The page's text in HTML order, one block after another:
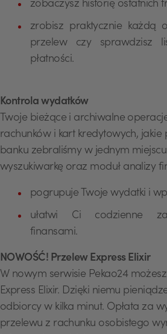
zobaczysz historię ostatnich
zrobisz praktycznie każdą
przelew czy sprawdzisz
płatności.
Kontrola wydatków
Twoje bieżące i archiwalne
rachunków i kart kredytowych, jakie
banku zebraliśmy w jednym
wyszukiwarkę oraz moduł analizy
pogrupuje Twoje wydatki i
ułatwi Ci codzienne
finansami.
NOWOŚĆ! Przelew Express Elixir
W nowym serwisie Pekao24
Express Elixir. Dzięki niemu
odbiorcy w kilka minut. Opłata za
przelewu z rachunku osobistego